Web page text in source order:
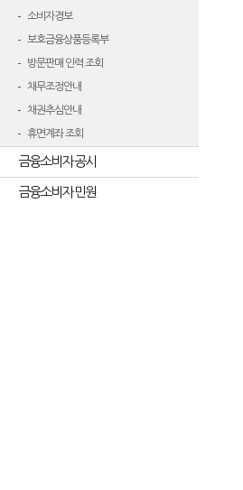
소비자경보
보호금융상품등록부
방문판매 인력 조회
채무조정안내
채권추심안내
휴면계좌 조회
금융소비자 공시
금융소비자 민원